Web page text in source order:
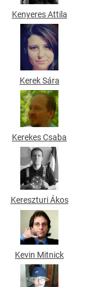
Kenyeres Attila
Kerek Sára
Kerekes Csaba
Kereszturi Ákos
Kevin Mitnick